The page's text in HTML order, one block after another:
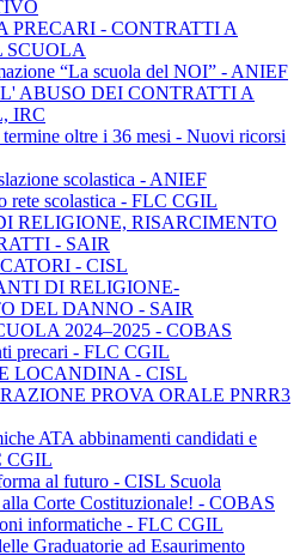
PRECARI - CONTRATTI A
SCUOLA
“La scuola del NOI” - ANIEF
ABUSO DEI CONTRATTI A
IRC
oltre i 36 mesi - Nuovi ricorsi
scolastica - ANIEF
rete scolastica - FLC CGIL
RELIGIONE, RISARCIMENTO
- SAIR
- CISL
DI RELIGIONE-
DEL DANNO - SAIR
2024–2025 - COBAS
precari - FLC CGIL
LOCANDINA - CISL
PROVA ORALE PNRR3
ATA abbinamenti candidati e
CGIL
al futuro - CISL Scuola
Corte Costituzionale! - COBAS
informatiche - FLC CGIL
Graduatorie ad Esaurimento